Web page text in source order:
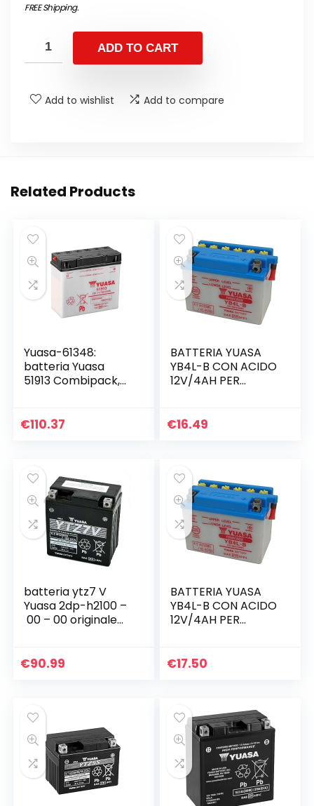
FREE Shipping.
ADD TO CART
Add to wishlist Add to compare
Related Products
Yuasa-61348:
batteria Yuasa
51913 Combipack,
€110.37
BATTERIA YUASA
YB4L-B CON ACIDO
12V/4AH PER
€16.49
batteria ytz7 V
Yuasa 2dp-h2100 –
00 – 00 originale
€90.99
BATTERIA YUASA
YB4L-B CON ACIDO
12V/4AH PER
1994-1998
€17.50